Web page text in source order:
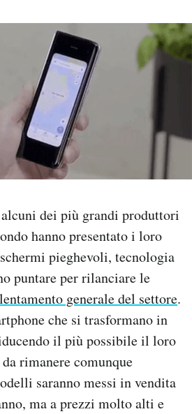
dei più grandi produttori
hanno presentato i loro
pieghevoli, tecnologia
puntare per rilanciare le
generale del settore.
che si trasformano in
il più possibile il loro
rimanere comunque
saranno messi in vendita
ma a prezzi molto alti e